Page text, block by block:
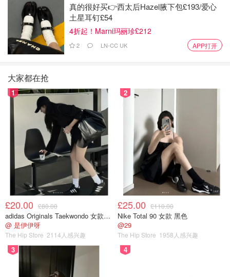
真的很好买👉西太后Hazel腋下包£193/爱心
土星耳钉£54
4折起！Marni玛丽珍£212
2 LN-CC UK APP打开
大家都在抢
1
£20.00 £80.00
adidas Originals Taekwondo 女款黑色运动鞋
@ 是伊伊呀
The Hip Store 2114人感兴趣
2
£25.00 £110.00
Nike Total 90 女款 黑色
@29
The Hip Store 1958人感兴趣
3 4